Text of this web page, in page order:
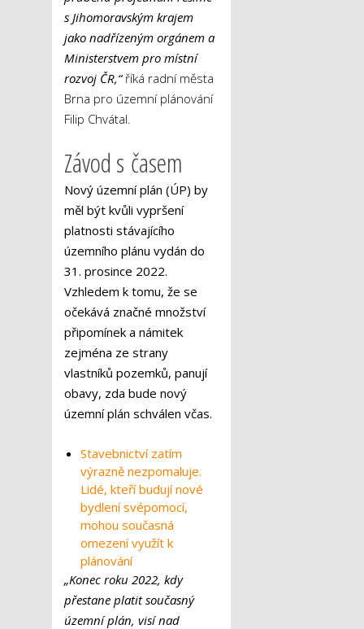
s Jihomoravským krajem
jako nadřízeným orgánem a
Ministerstvem pro místní
rozvoj ČR,“říká radní města
Brna pro územní plánování
Filip Chvátal.
Závod s časem
Nový územní plán (ÚP) by
měl být kvůli vypršení
platnosti stávajícího
územního plánu vydán do
31. prosince 2022.
Vzhledem k tomu, že se
očekává značné množství
připomínek a námitek
zejména ze strany
vlastníků pozemků, panují
obavy, zda bude nový
územní plán schválen včas.
Stavebnictví zatím
výrazně nezpomaluje.
Lidé, kteří budují nové
bydlení svépomocí,
mohou současná
omezení využít k
plánování
„Konec roku 2022, kdy
přestane platit současný
územní plán, visí nad